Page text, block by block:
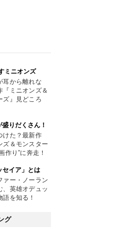
ミニオンズ
耳から離れな
『ミニオンズ＆
ズ』見どころ
りだくさん！
けた？最新作
ズ＆モンスター
作り”に奔走！
セイア」とは
ァー・ノーラン
、英雄オデュッ
語を知る！
グ